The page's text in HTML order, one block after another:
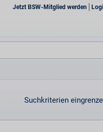
Jetzt BSW-Mitglied werden
Suchkriterien